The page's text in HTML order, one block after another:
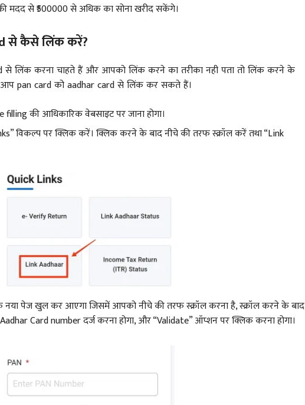
मदद से ₹500000 से अधिक का सोना खरीद सकेंगे।
से कैसे लिंक करें?
से लिंक करना चाहते हैं और आपको लिंक करने का तरीका नही पता तो लिंक करने के
आप pan card को aadhar card से लिंक कर सकते हैं।
की आधिकारिक वेबसाइट पर जाना होगा।
विकल्प पर क्लिक करें। क्लिक करने के बाद नीचे की तरफ स्क्रॉल करें तथा “Link
पेज खुल कर आएगा जिसमें आपको नीचे की तरफ स्क्रॉल करना है, स्क्रॉल करने के बाद
Card number दर्ज करना होगा, और “Validate” ऑप्शन पर क्लिक करना होगा।